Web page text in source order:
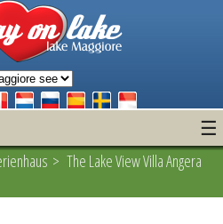
☰
> The Lake View Villa Angera